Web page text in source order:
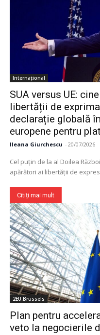
Internațional
SUA versus UE:
libertății de
declarație globală
europene pentru
Ileana Giurchescu - 20/07/2026
Cel puțin de la al Doilea
apărători ai libertății de
Citiți mai mult
2EU.Brussels
Plan pentru
veto la negocierile